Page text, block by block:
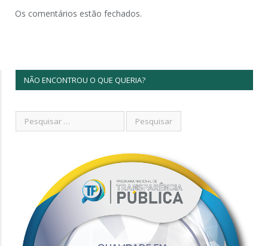
Os comentários estão fechados.
NÃO ENCONTROU O QUE QUERIA?